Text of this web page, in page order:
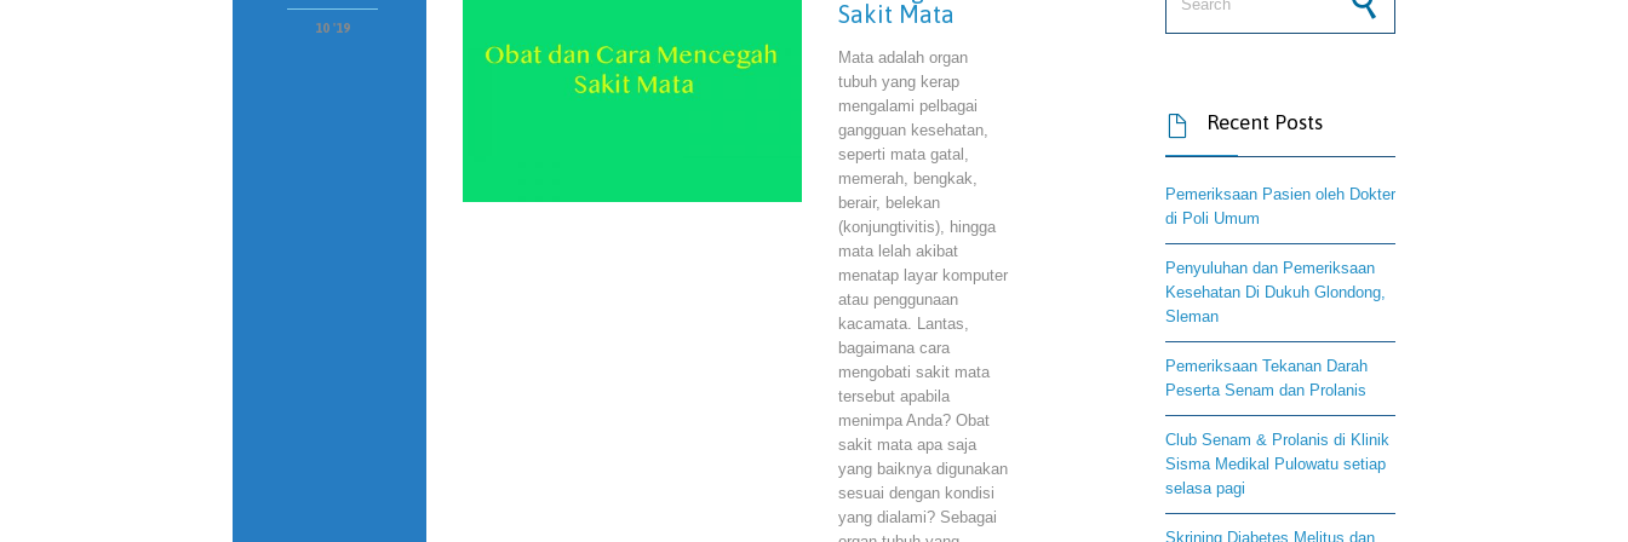
10 '19
Sakit Mata
Mata adalah organ
tubuh yang kerap
mengalami pelbagai
gangguan kesehatan,
seperti mata gatal,
memerah, bengkak,
berair, belekan
(konjungtivitis), hingga
mata lelah akibat
menatap layar komputer
atau penggunaan
kacamata. Lantas,
bagaimana cara
mengobati sakit mata
tersebut apabila
menimpa Anda? Obat
sakit mata apa saja
yang baiknya digunakan
sesuai dengan kondisi
yang dialami? Sebagai
 Recent Posts
Pemeriksaan Pasien oleh Dokter
di Poli Umum
Penyuluhan dan Pemeriksaan
Kesehatan Di Dukuh Glondong,
Sleman
Pemeriksaan Tekanan Darah
Peserta Senam dan Prolanis
Club Senam & Prolanis di Klinik
Sisma Medikal Pulowatu setiap
selasa pagi
Skrining Diabetes Melitus dan